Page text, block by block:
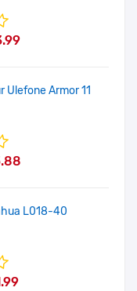
Ulefone Armor 11
L018-40